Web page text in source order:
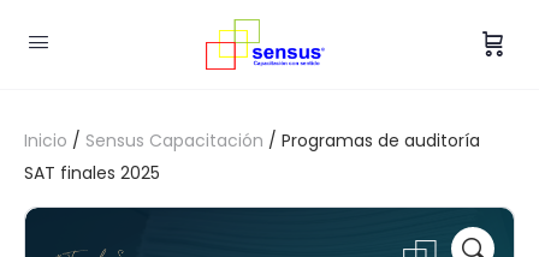
Inicio / Sensus Capacitación / Programas de auditoría
SAT finales 2025